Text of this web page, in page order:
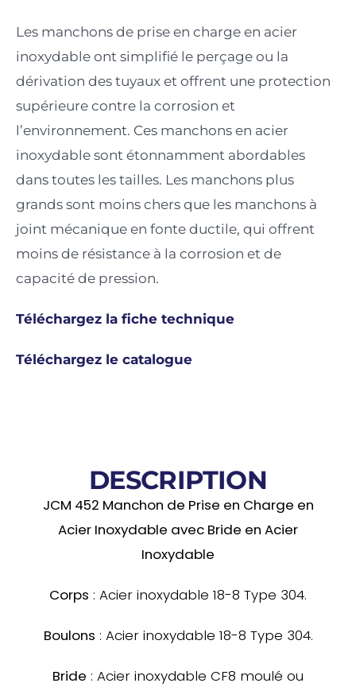
Les manchons de prise en charge en acier
inoxydable ont simplifié le perçage ou la
dérivation des tuyaux et offrent une protection
supérieure contre la corrosion et
l’environnement. Ces manchons en acier
inoxydable sont étonnamment abordables
dans toutes les tailles. Les manchons plus
grands sont moins chers que les manchons à
joint mécanique en fonte ductile, qui offrent
moins de résistance à la corrosion et de
capacité de pression.
Téléchargez la fiche technique
Téléchargez le catalogue
DESCRIPTION
JCM 452 Manchon de Prise en Charge en
Acier Inoxydable avec Bride en Acier
Inoxydable
Corps : Acier inoxydable 18-8 Type 304.
Boulons : Acier inoxydable 18-8 Type 304.
Bride : Acier inoxydable CF8 moulé ou